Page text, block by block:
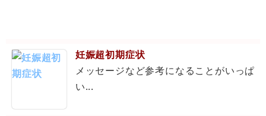
妊娠超初期症状
メッセージなど参考になることがいっぱ
い...